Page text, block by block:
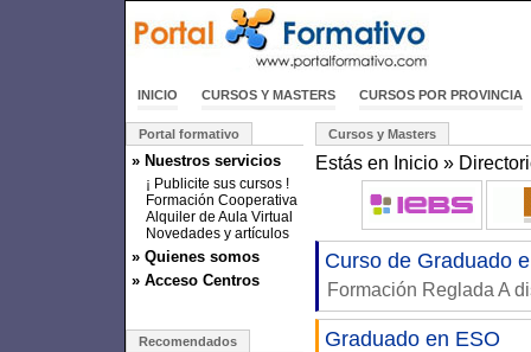
INICIO CURSOS Y MASTERS CURSOS POR PROVINCIA
Portal formativo
» Nuestros servicios
¡ Publicite sus cursos !
Formación Cooperativa
Alquiler de Aula Virtual
Novedades y artículos
» Quienes somos
» Acceso Centros
Recomendados
Cursos y Masters
Estás en Inicio »
Curso de Graduado
Formación Reglada A
Graduado en ESO